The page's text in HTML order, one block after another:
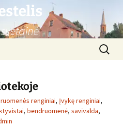
Ieškoti:
renginiai, Įvykę renginiai,
, bendruomenė, savivalda,